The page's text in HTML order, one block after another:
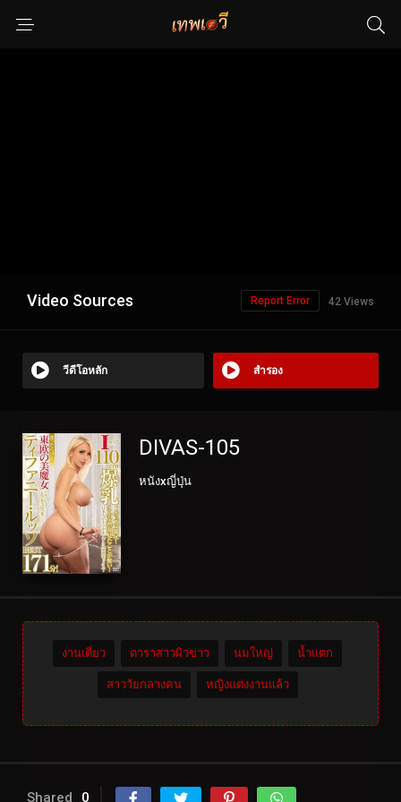
Video Sources 42 Views
Report Error
วีดีโอหลัก สำรอง
DIVAS-105
หนังxญี่ปุ่น
งานเดี่ยว ดาราสาวผิวขาว นมใหญ่ น้ำแตก
สาววัยกลางคน หญิงแต่งงานแล้ว
Shared 0